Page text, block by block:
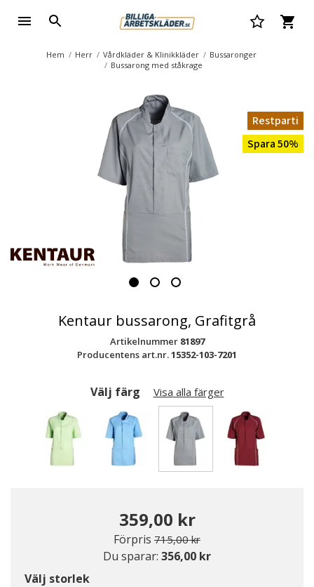
Hem Herr Vårdkläder & Klinikkläder
Bussaronger
Bussarong med ståkrage
Restparti
Spara 50%
Kentaur bussarong, Grafitgrå
Artikelnummer 81897
Producentens art.nr.15352-103-7201
Välj färg Visa alla färger
359,00 kr
Förpris Pris nedsatt från
715,00 krtill
Du sparar: 356,00 kr
Välj storlek